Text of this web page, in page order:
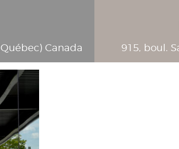
Québec ) Canada
915, boul.